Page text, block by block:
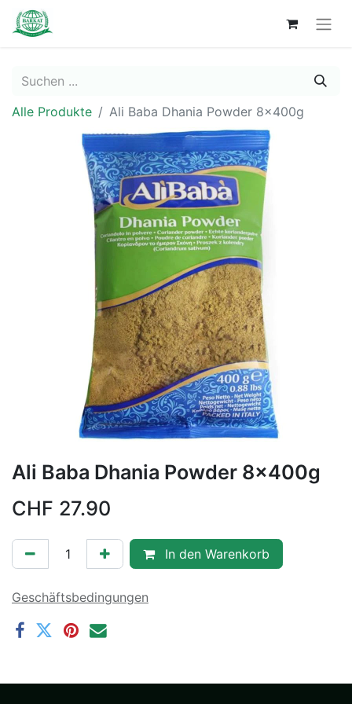
Alle Produkte Ali Baba Dhania Powder 8x400g
Ali Baba Dhania Powder 8x400g
CHF 27.90
In den Warenkorb
Geschäftsbedingungen